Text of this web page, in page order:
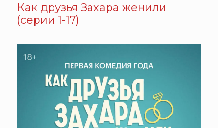
Как друзья Захара женили
(серии 1-17)